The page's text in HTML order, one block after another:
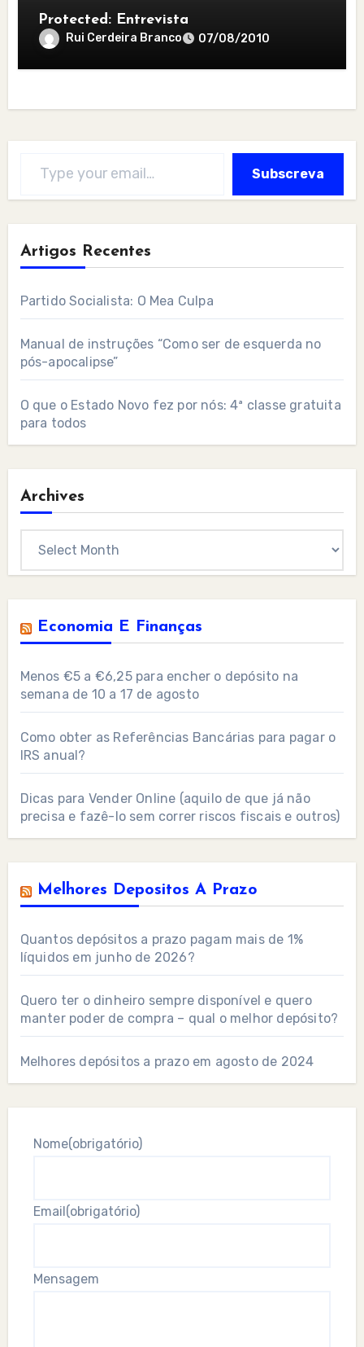
Protected: Entrevista
Rui Cerdeira Branco 07/08/2010
Subscreva
Artigos Recentes
Partido Socialista: O Mea Culpa
Manual de instruções “Como ser de esquerda no
pós-apocalipse”
O que o Estado Novo fez por nós: 4ª classe gratuita
para todos
Archives
Economia E Finanças
Menos €5 a €6,25 para encher o depósito na
semana de 10 a 17 de agosto
Como obter as Referências Bancárias para pagar o
IRS anual?
Dicas para Vender Online (aquilo de que já não
precisa e fazê-lo sem correr riscos fiscais e outros)
Melhores Depositos A Prazo
Quantos depósitos a prazo pagam mais de 1%
líquidos em junho de 2026?
Quero ter o dinheiro sempre disponível e quero
manter poder de compra – qual o melhor depósito?
Melhores depósitos a prazo em agosto de 2024
Nome(obrigatório)
Email (obrigatório)
Mensagem